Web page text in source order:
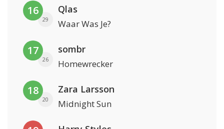
16
29
Qlas
Waar Was Je?
17
26
sombr
Homewrecker
18
20
Zara Larsson
Midnight Sun